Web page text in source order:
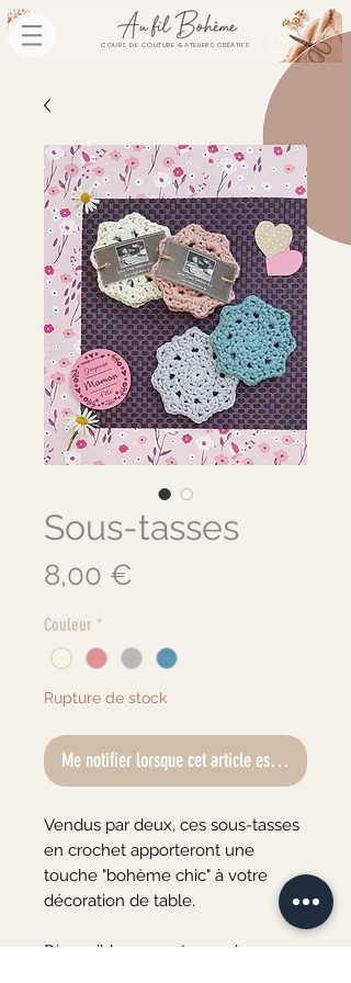
COURS DE COUTURE & ATELIERS CRÉATIFS
Sous-tasses
8,00 €
Couleur *
Rupture de stock
Me notifier lorsque cet article est disponible
Vendus par deux, ces sous-tasses
en crochet apporteront une
touche "bohème chic" à votre
décoration de table.
Disponible en quatre couleurs :